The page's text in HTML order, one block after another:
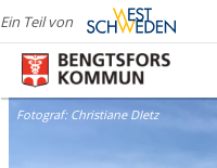
Ein Teil von
Fotograf: Christiane DIetz